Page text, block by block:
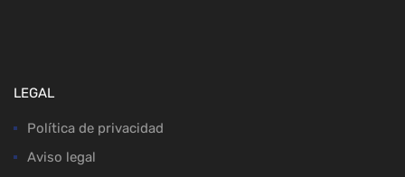
LEGAL
Política de privacidad
Aviso legal